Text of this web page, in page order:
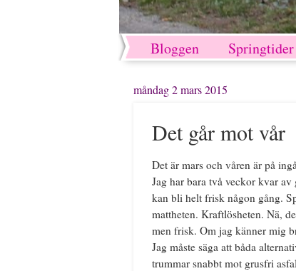
Bloggen
måndag 2 mars 2015
Det går mot vår
Det är mars och våren är på
Jag har bara två veckor kvar
kan bli helt frisk någon gång.
mattheten. Kraftlösheten. Nä,
men frisk. Om jag känner mig
Jag måste säga att båda
trummar snabbt mot grusfri